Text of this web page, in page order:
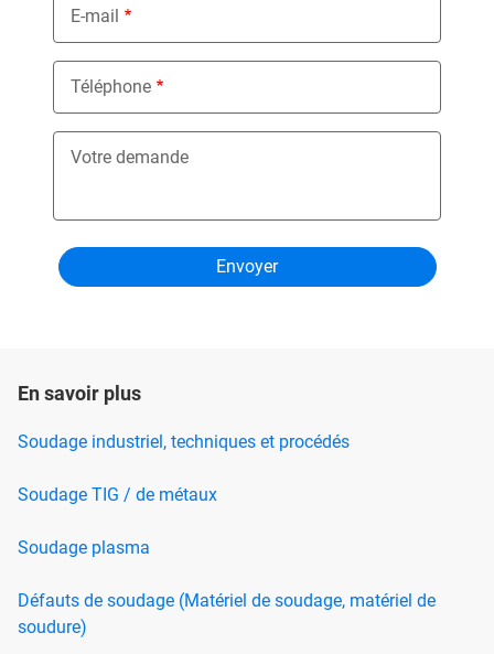
E-mail
Téléphone
Votre demande
En savoir plus
Soudage industriel, techniques et procédés
Soudage TIG / de métaux
Soudage plasma
Défauts de soudage (Matériel de soudage, matériel de
soudure)